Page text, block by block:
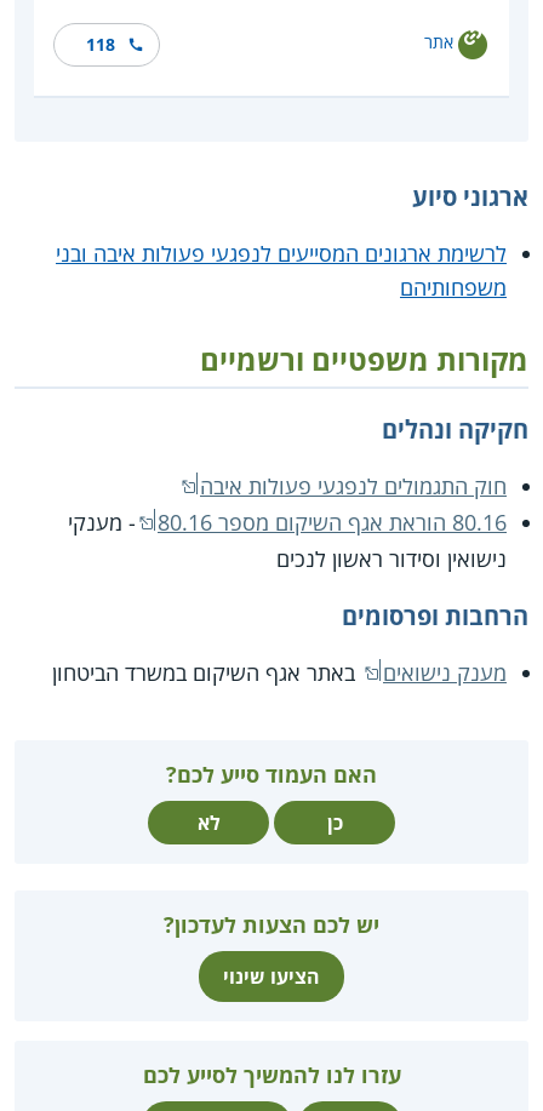
אתר 118
ארגוני סיוע
לרשימת ארגונים המסייעים לנפגעי פעולות איבה ובני
משפחותיהם
מקורות משפטיים ורשמיים
חקיקה ונהלים
חוק התגמולים לנפגעי פעולות איבה
80.16 הוראת אגף השיקום מספר 80.16
- מענקי
נישואין וסידור ראשון לנכים
הרחבות ופרסומים
מענק נישואים באתר אגף השיקום במשרד הביטחון
האם העמוד סייע לכם?
כן לא
יש לכם הצעות לעדכון?
הציעו שינוי
עזרו לנו להמשיך לסייע לכם